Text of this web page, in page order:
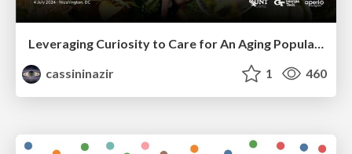
Leveraging Curiosity to Care for An Aging Population
cassininazir
1 460